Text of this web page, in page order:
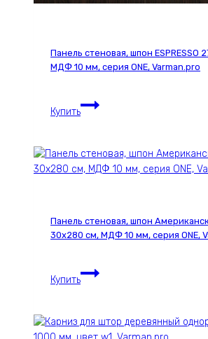
Панель стеновая, шпон ESPRESSO
МДФ 10 мм, серия ONE, Varman.pro
Купить
Панель
стеновая,
2781С,
мм,
серия
Varman.pro
Панель стеновая, шпон
30х280 см, МДФ 10 мм, серия ONE,
Купить
Панель
стеновая,
ESPRESSO